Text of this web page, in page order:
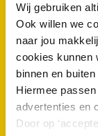
Wij gebruiken
Ook willen we
naar jou
cookies kunnen
binnen en
Hiermee
advertenties en
Door op
Zijn er in
verstoppingen
Hebben
vaker
Zijn groene
wortelgroei in het